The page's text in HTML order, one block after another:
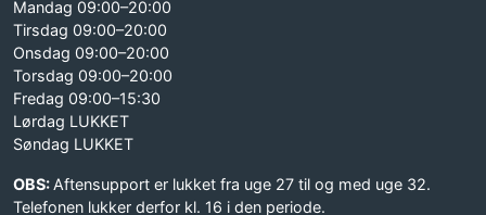
Mandag 09:00–20:00
Tirsdag 09:00–20:00
Onsdag 09:00–20:00
Torsdag 09:00–20:00
Fredag 09:00–15:30
Lørdag LUKKET
Søndag LUKKET
OBS: Aftensupport er lukket fra uge 27 til og med uge 32.
Telefonen lukker derfor kl. 16 i den periode.